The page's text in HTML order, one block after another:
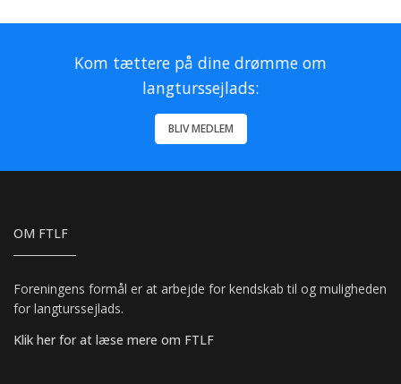
Kom tættere på dine drømme om
langturssejlads:
BLIV MEDLEM
OM FTLF
Foreningens formål er at arbejde for kendskab til og muligheden
for langturssejlads.
Klik her for at læse mere om FTLF